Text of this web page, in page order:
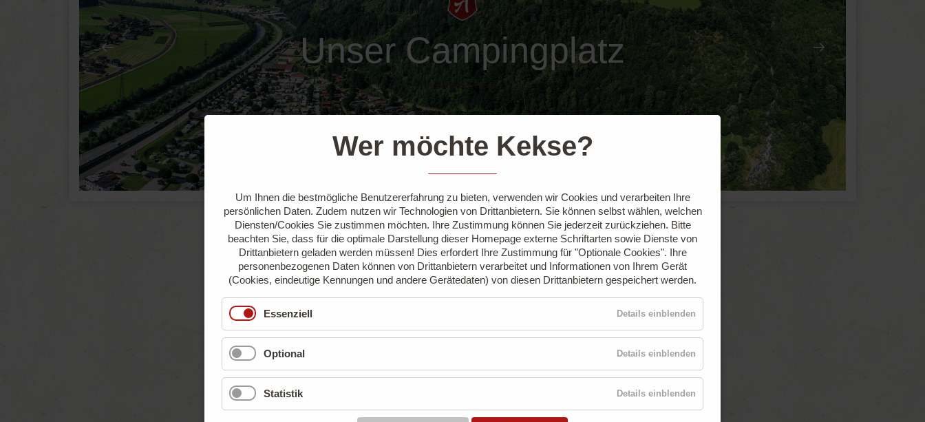
Unser Campingplatz
Unsere Stellplätze
Für jeden Geschmack das perfekte Angebot
Wer möchte Kekse?
Um Ihnen die bestmögliche Benutzererfahrung zu bieten, verwenden wir Cookies und verarbeiten Ihre
persönlichen Daten. Zudem nutzen wir Technologien von Drittanbietern. Sie können selbst wählen, welchen
Diensten/Cookies Sie zustimmen möchten. Ihre Zustimmung können Sie jederzeit zurückziehen. Bitte
beachten Sie, dass für die optimale Darstellung dieser Homepage externe Schriftarten sowie Dienste von
Drittanbietern geladen werden müssen! Dies erfordert Ihre Zustimmung für "Optionale Cookies". Ihre
personenbezogenen Daten können von Drittanbietern verarbeitet und Informationen von Ihrem Gerät
(Cookies, eindeutige Kennungen und andere Gerätedaten) von diesen Drittanbietern gespeichert werden.
Essenziell Details einblenden
Optional Details einblenden
Statistik Details einblenden